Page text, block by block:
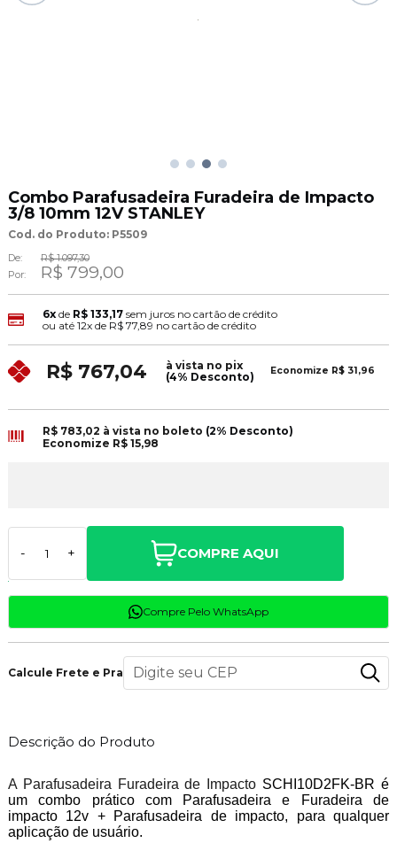
Combo Parafusadeira Furadeira de Impacto
3/8 10mm 12V STANLEY
Cod. do Produto: P5509
De:
R$ 1.097,30
Por:
R$ 799,00
6xde R$ 133,17 sem juros no cartão de crédito
ou até 12xde R$ 77,89 no cartão de crédito
R$ 767,04
à vista no pix
(4% Desconto)
Economize R$ 31,96
R$ 783,02 à vista no boleto (2% Desconto)
Economize R$ 15,98
- + COMPRE AQUI
Compre Pelo WhatsApp
Calcule Frete e Prazo
Descrição do Produto
A Parafusadeira Furadeira de Impacto SCHI10D2FK-BR é
um combo prático com Parafusadeira e Furadeira de
impacto 12v + Parafusadeira de impacto, para qualquer
aplicação de usuário.